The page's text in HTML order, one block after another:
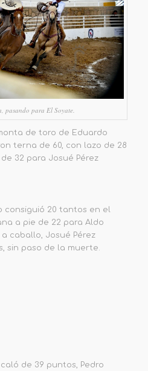
pasando para El Soyate.
de toro de Eduardo
terna de 60, con lazo de 28
32 para Josué Pérez
consiguió 20 tantos en el
a pie de 22 para Aldo
caballo, Josué Pérez
sin paso de la muerte.
de 39 puntos, Pedro